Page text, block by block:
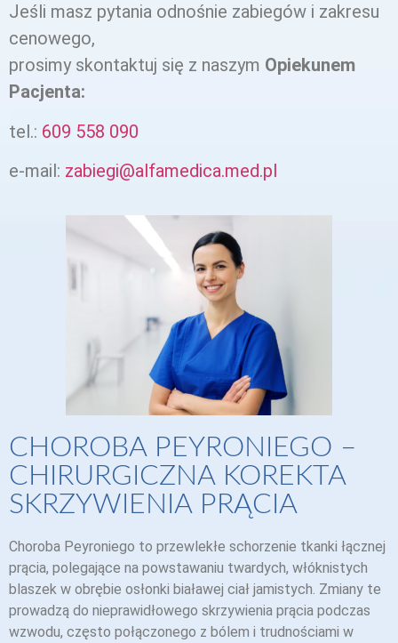
Jeśli masz pytania odnośnie zabiegów i zakresu
cenowego,
prosimy skontaktuj się z naszym Opiekunem
Pacjenta:
tel.: 609 558 090‬
e-mail: zabiegi@alfamedica.med.pl
CHOROBA PEYRONIEGO –
CHIRURGICZNA KOREKTA
SKRZYWIENIA PRĄCIA
Choroba Peyroniego to przewlekłe schorzenie tkanki łącznej
prącia, polegające na powstawaniu twardych, włóknistych
blaszek w obrębie osłonki białawej ciał jamistych. Zmiany te
prowadzą do nieprawidłowego skrzywienia prącia podczas
wzwodu, często połączonego z bólem i trudnościami w